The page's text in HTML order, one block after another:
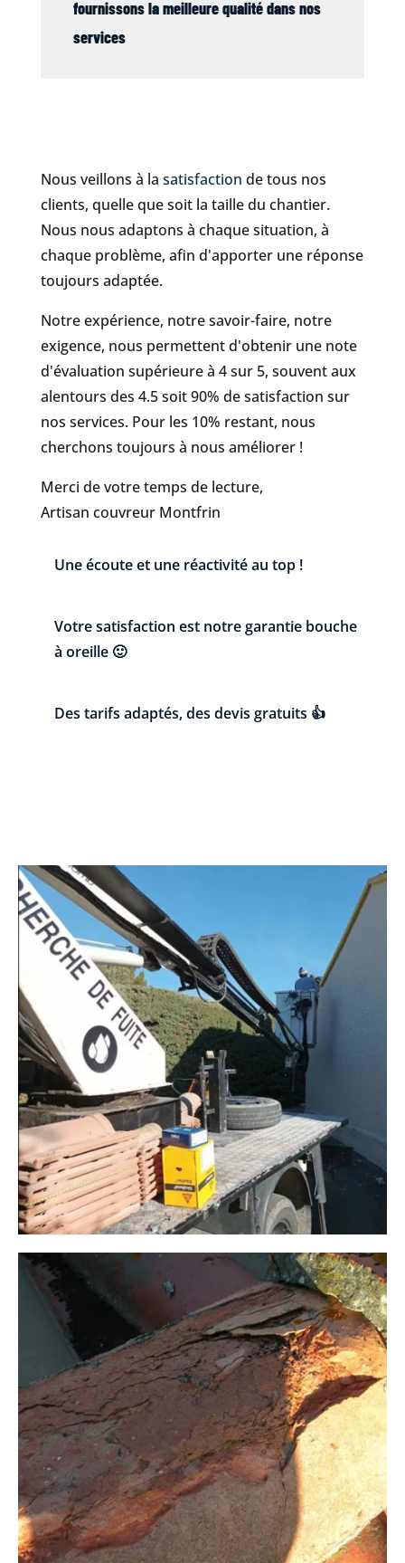
fournissons la meilleure qualité dans nos
services
Nous veillons à la satisfaction de tous nos
clients, quelle que soit la taille du chantier.
Nous nous adaptons à chaque situation, à
chaque problème, afin d'apporter une réponse
toujours adaptée.
Notre expérience, notre savoir-faire, notre
exigence, nous permettent d'obtenir une note
d'évaluation supérieure à 4 sur 5, souvent aux
alentours des 4.5 soit 90% de satisfaction sur
nos services. Pour les 10% restant, nous
cherchons toujours à nous améliorer !
Merci de votre temps de lecture,
Artisan couvreur Montfrin
Une écoute et une réactivité au top !
Votre satisfaction est notre garantie bouche
à oreille 🙂
Des tarifs adaptés, des devis gratuits 👍